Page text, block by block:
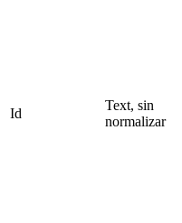
Id
Text, sin
normalizar